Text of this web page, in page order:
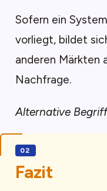
Sofern ein
vorliegt, bildet
anderen Märkten
Nachfrage.
Alternative
Fazit